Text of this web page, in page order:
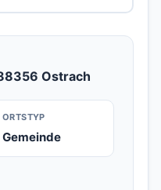
Ostrach
ORTSTYP
Gemeinde